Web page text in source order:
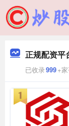
正规配资平
已收录999+